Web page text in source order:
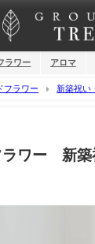
ラワー アロマ
フラワー 新築祝い
ラワー 新築